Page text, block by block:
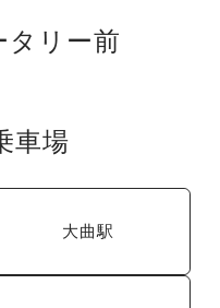
タリー前
車場
大曲駅